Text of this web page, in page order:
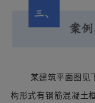
某建筑平面图见
构形式有钢筋混凝土